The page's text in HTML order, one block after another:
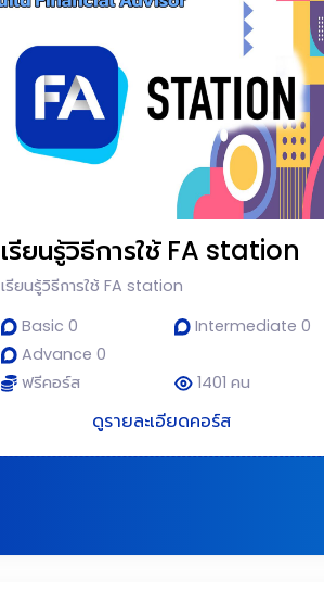
เรียนรู้วิธีการใช้ FA station
เรียนรู้วิธีการใช้ FA station
Basic 0
Intermediate 0
Advance 0
ฟรีคอร์ส
1401 คน
ดูรายละเอียดคอร์ส